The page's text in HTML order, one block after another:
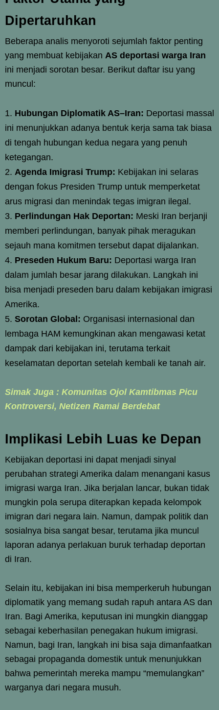
Dipertaruhkan
Beberapa analis menyoroti sejumlah faktor penting
yang membuat kebijakan AS deportasi warga Iran
ini menjadi sorotan besar. Berikut daftar isu yang
muncul:
Hubungan Diplomatik AS–Iran: Deportasi massal
ini menunjukkan adanya bentuk kerja sama tak biasa
di tengah hubungan kedua negara yang penuh
ketegangan.
Agenda Imigrasi Trump: Kebijakan ini selaras
dengan fokus Presiden Trump untuk memperketat
arus migrasi dan menindak tegas imigran ilegal.
Perlindungan Hak Deportan: Meski Iran berjanji
memberi perlindungan, banyak pihak meragukan
sejauh mana komitmen tersebut dapat dijalankan.
Preseden Hukum Baru: Deportasi warga Iran
dalam jumlah besar jarang dilakukan. Langkah ini
bisa menjadi preseden baru dalam kebijakan imigrasi
Amerika.
Sorotan Global: Organisasi internasional dan
lembaga HAM kemungkinan akan mengawasi ketat
dampak dari kebijakan ini, terutama terkait
keselamatan deportan setelah kembali ke tanah air.
Simak Juga : Komunitas Ojol Kamtibmas Picu
Kontroversi, Netizen Ramai Berdebat
Implikasi Lebih Luas ke Depan
Kebijakan deportasi ini dapat menjadi sinyal
perubahan strategi Amerika dalam menangani kasus
imigrasi warga Iran. Jika berjalan lancar, bukan tidak
mungkin pola serupa diterapkan kepada kelompok
imigran dari negara lain. Namun, dampak politik dan
sosialnya bisa sangat besar, terutama jika muncul
laporan adanya perlakuan buruk terhadap deportan
di Iran.
Selain itu, kebijakan ini bisa memperkeruh hubungan
diplomatik yang memang sudah rapuh antara AS dan
Iran. Bagi Amerika, keputusan ini mungkin dianggap
sebagai keberhasilan penegakan hukum imigrasi.
Namun, bagi Iran, langkah ini bisa saja dimanfaatkan
sebagai propaganda domestik untuk menunjukkan
bahwa pemerintah mereka mampu “memulangkan”
warganya dari negara musuh.